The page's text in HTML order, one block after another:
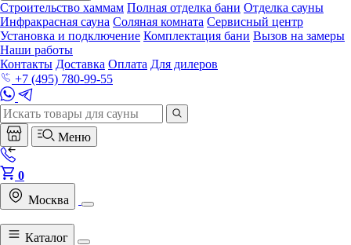
Строительство хаммам Полная отделка бани Отделка сауны
Инфракрасная сауна Соляная комната Сервисный центр
Установка и подключение Комплектация бани Вызов на замеры
Наши работы
Контакты Доставка Оплата Для дилеров
+7 (495) 780-99-55
Меню
0
Москва
Каталог